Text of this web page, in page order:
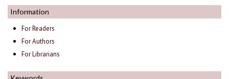
Information
For Readers
For Authors
For Librarians